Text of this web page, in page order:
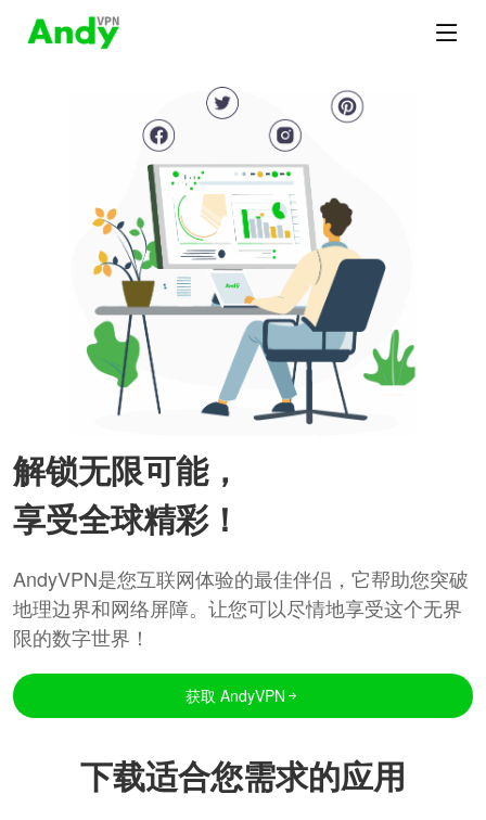
解锁无限可能，
享受全球精彩！
AndyVPN是您互联网体验的最佳伴侣，它帮助您突破
地理边界和网络屏障。让您可以尽情地享受这个无界
限的数字世界！
获取 AndyVPN
下载适合您需求的应用